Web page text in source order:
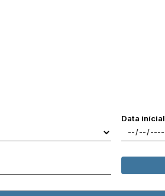
Data inícial